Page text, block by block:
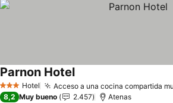
3 Estrellas
Hotel Acceso a una cocina compartida
Parnon HotelVer precios
8,2 Muy bueno 2.457 Atenas